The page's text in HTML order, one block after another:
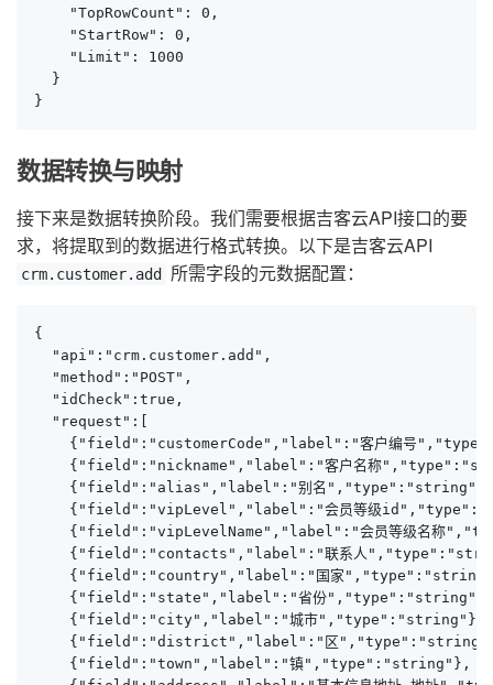
    "TopRowCount": 0,
    "StartRow": 0,
    "Limit": 1000
  }
}
数据转换与映射
接下来是数据转换阶段。我们需要根据吉客云API接口的要
求，将提取到的数据进行格式转换。以下是吉客云API
crm.customer.add 所需字段的元数据配置：
{
  "api":"crm.customer.add",
  "method":"POST",
  "idCheck":true,
  "request":[
{"field":"customerCode","label":"客户编号
{"field":"nickname","label":"客户名称
    {"field":"alias","label":"别名","type":"string"},
{"field":"vipLevel","label":"会员等级
{"field":"vipLevelName","label":"会员等级名称
{"field":"contacts","label":"联系人
{"field":"country","label":"国家
    {"field":"state","label":"省份","type":"string"},
    {"field":"city","label":"城市","type":"string"},
{"field":"district","label":"区
    {"field":"town","label":"镇","type":"string"},